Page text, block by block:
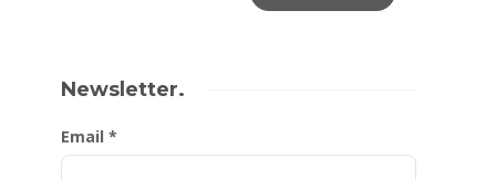
Newsletter.
Email *